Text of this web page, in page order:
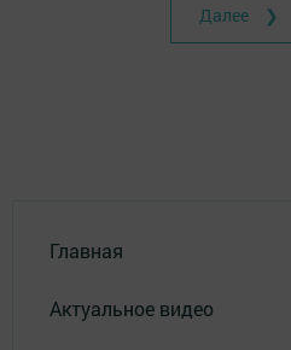
Далее ❯
Главная
Актуальное видео